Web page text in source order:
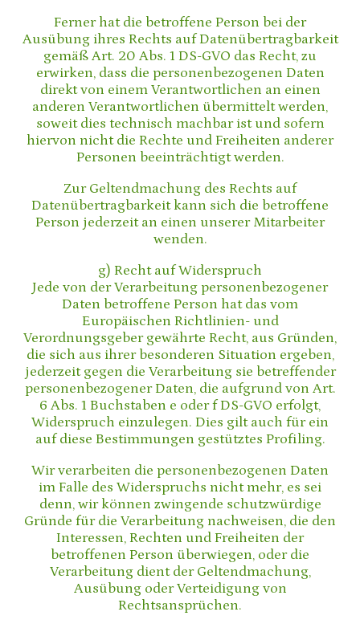
Ferner hat die betroffene Person bei der
Ausübung ihres Rechts auf Datenübertragbarkeit
gemäß Art. 20 Abs. 1 DS-GVO das Recht, zu
erwirken, dass die personenbezogenen Daten
direkt von einem Verantwortlichen an einen
anderen Verantwortlichen übermittelt werden,
soweit dies technisch machbar ist und sofern
hiervon nicht die Rechte und Freiheiten anderer
Personen beeinträchtigt werden.
Zur Geltendmachung des Rechts auf
Datenübertragbarkeit kann sich die betroffene
Person jederzeit an einen unserer Mitarbeiter
wenden.
g) Recht auf Widerspruch
Jede von der Verarbeitung personenbezogener
Daten betroffene Person hat das vom
Europäischen Richtlinien- und
Verordnungsgeber gewährte Recht, aus Gründen,
die sich aus ihrer besonderen Situation ergeben,
jederzeit gegen die Verarbeitung sie betreffender
personenbezogener Daten, die aufgrund von Art.
6 Abs. 1 Buchstaben e oder f DS-GVO erfolgt,
Widerspruch einzulegen. Dies gilt auch für ein
auf diese Bestimmungen gestütztes Profiling.
Wir verarbeiten die personenbezogenen Daten
im Falle des Widerspruchs nicht mehr, es sei
denn, wir können zwingende schutzwürdige
Gründe für die Verarbeitung nachweisen, die den
Interessen, Rechten und Freiheiten der
betroffenen Person überwiegen, oder die
Verarbeitung dient der Geltendmachung,
Ausübung oder Verteidigung von
Rechtsansprüchen.